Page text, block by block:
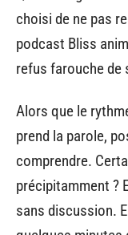
choisi de ne pas
podcast Bliss
refus farouche de
Alors que le
prend la parole,
comprendre.
précipitamment ?
sans discussion.